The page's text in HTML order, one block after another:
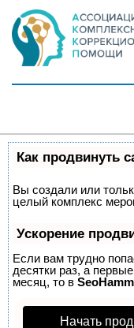
Как продвинуть
Вы создали или
целый комплекс
Ускорение
Если вам трудно
десятки раз, а
месяц, то в
Начать